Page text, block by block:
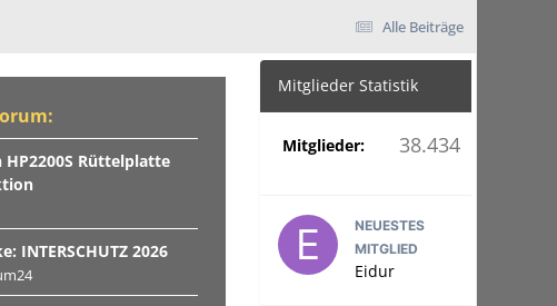
Alle Beiträge
HP2200S Rüttelplatte
INTERSCHUTZ 2026
Mitglieder Statistik
Mitglieder: 38.434
NEUESTES
MITGLIED
Eidur